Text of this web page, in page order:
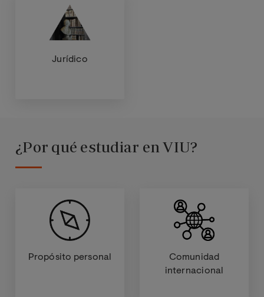
Jurídico
¿Por qué estudiar en VIU?
Propósito personal
Comunidad
internacional